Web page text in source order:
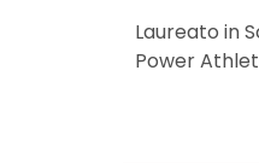
Laureato in
Power